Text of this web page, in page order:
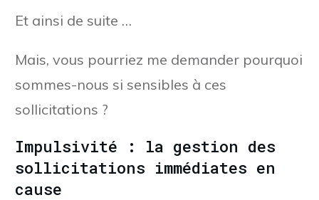
Et ainsi de suite …
Mais, vous pourriez me demander pourquoi
sommes-nous si sensibles à ces
sollicitations ?
Impulsivité : la gestion des
sollicitations immédiates en
cause